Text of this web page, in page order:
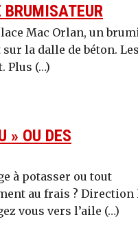
BRUMISATEUR
Mac Orlan, un
la dalle de béton. Les
Plus (…)
» OU DES
à potasser ou tout
au frais ? Direction
vous vers l’aile (…)